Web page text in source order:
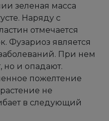
зеленая масса
Наряду с
отмечается
Фузариоз является
При нем
но и опадают.
пожелтение
не
в следующий